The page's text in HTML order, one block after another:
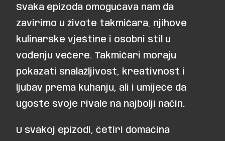
Svaka epizoda omogućava nam da
zavirimo u živote takmičara, njihove
kulinarske vještine i osobni stil u
vođenju večere. Takmičari moraju
pokazati snalažljivost, kreativnost i
ljubav prema kuhanju, ali i umijeće da
ugoste svoje rivale na najbolji način.
U svakoj epizodi, četiri domaćina